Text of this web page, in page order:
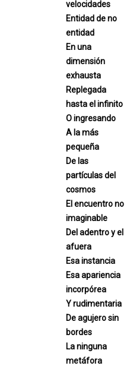
velocidades
Entidad de no
entidad
En una
dimensión
exhausta
Replegada
hasta el infinito
O ingresando
A la más
pequeña
De las
partículas del
cosmos
El encuentro no
imaginable
Del adentro y el
afuera
Esa instancia
Esa apariencia
incorpórea
Y rudimentaria
De agujero sin
bordes
La ninguna
metáfora